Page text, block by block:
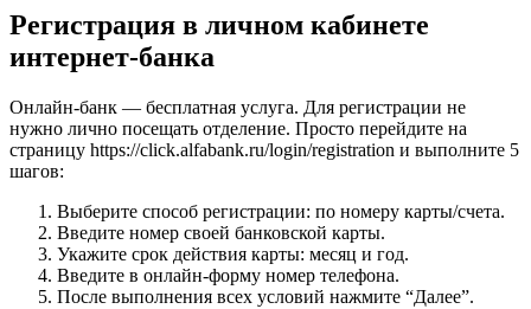
Регистрация в личном кабинете
интернет-банка
Онлайн-банк — бесплатная услуга. Для регистрации не
нужно лично посещать отделение. Просто перейдите на
страницу https://click.alfabank.ru/login/registration и выполните 5
шагов:
Выберите способ регистрации: по номеру карты/счета.
Введите номер своей банковской карты.
Укажите срок действия карты: месяц и год.
Введите в онлайн-форму номер телефона.
После выполнения всех условий нажмите “Далее”.